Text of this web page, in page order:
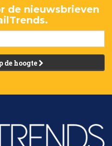
de nieuwsbrieven
de hoogte